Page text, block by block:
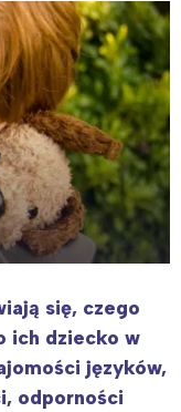
się, czego
ich dziecko w
języków,
odporności